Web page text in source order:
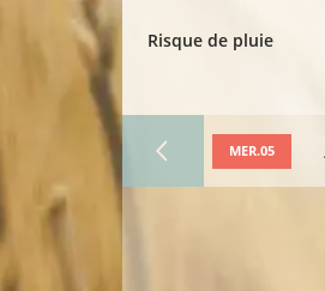
Risque de pluie
MER.05